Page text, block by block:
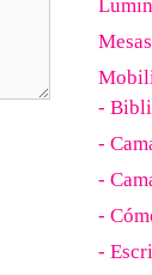
-
-
-
-
-